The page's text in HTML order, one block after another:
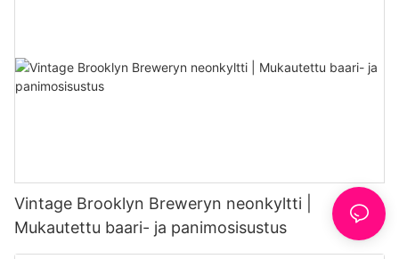
Vintage Brooklyn Breweryn neonkyltti |
Mukautettu baari- ja panimosisustus